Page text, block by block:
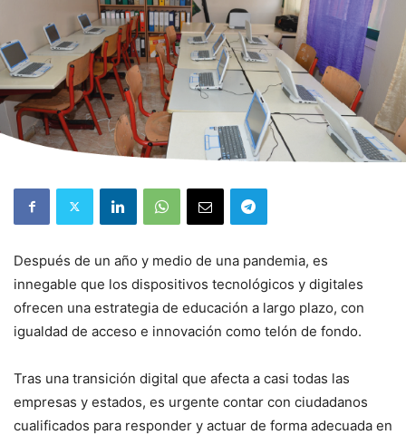
Después de un año y medio de una pandemia, es
innegable que los dispositivos tecnológicos y digitales
ofrecen una estrategia de educación a largo plazo, con
igualdad de acceso e innovación como telón de fondo.
Tras una transición digital que afecta a casi todas las
empresas y estados, es urgente contar con ciudadanos
cualificados para responder y actuar de forma adecuada en